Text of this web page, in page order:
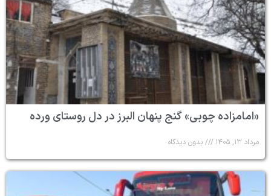
«امامزاده چوبی» گنج پنهان البرز در دل روستای ورده
مرداد ۱۳, ۱۴۰۵ بدون دیدگاه